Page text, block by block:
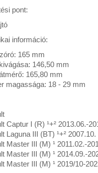
pont:
információ:
165 mm
146,50 mm
165,80 mm
magassága: 18 - 29 mm
Captur I (R) ¹+² 2013.06.-
Laguna III (BT) ¹+²
Master III (M) ¹ 2011.02.-
Master III (M) ¹ 2014.09.-
Master III (M) ¹ 2019/10-